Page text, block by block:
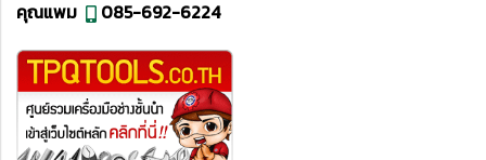
คุณแพม
085-692-6224